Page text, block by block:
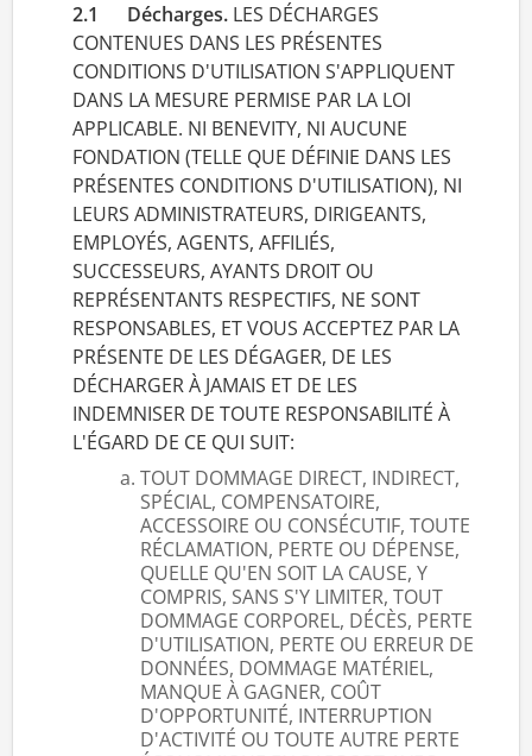
2.1 Décharges. LES DÉCHARGES
CONTENUES DANS LES PRÉSENTES
CONDITIONS D'UTILISATION S'APPLIQUENT
DANS LA MESURE PERMISE PAR LA LOI
APPLICABLE. NI BENEVITY, NI AUCUNE
FONDATION (TELLE QUE DÉFINIE DANS LES
PRÉSENTES CONDITIONS D'UTILISATION), NI
LEURS ADMINISTRATEURS, DIRIGEANTS,
EMPLOYÉS, AGENTS, AFFILIÉS,
SUCCESSEURS, AYANTS DROIT OU
REPRÉSENTANTS RESPECTIFS, NE SONT
RESPONSABLES, ET VOUS ACCEPTEZ PAR LA
PRÉSENTE DE LES DÉGAGER, DE LES
DÉCHARGER À JAMAIS ET DE LES
INDEMNISER DE TOUTE RESPONSABILITÉ À
L'ÉGARD DE CE QUI SUIT:
TOUT DOMMAGE DIRECT, INDIRECT,
SPÉCIAL, COMPENSATOIRE,
ACCESSOIRE OU CONSÉCUTIF, TOUTE
RÉCLAMATION, PERTE OU DÉPENSE,
QUELLE QU'EN SOIT LA CAUSE, Y
COMPRIS, SANS S'Y LIMITER, TOUT
DOMMAGE CORPOREL, DÉCÈS, PERTE
D'UTILISATION, PERTE OU ERREUR DE
DONNÉES, DOMMAGE MATÉRIEL,
MANQUE À GAGNER, COÛT
D'OPPORTUNITÉ, INTERRUPTION
D'ACTIVITÉ OU TOUTE AUTRE PERTE